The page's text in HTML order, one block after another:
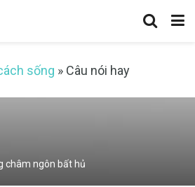
sống » Câu nói hay
châm ngôn bất hủ